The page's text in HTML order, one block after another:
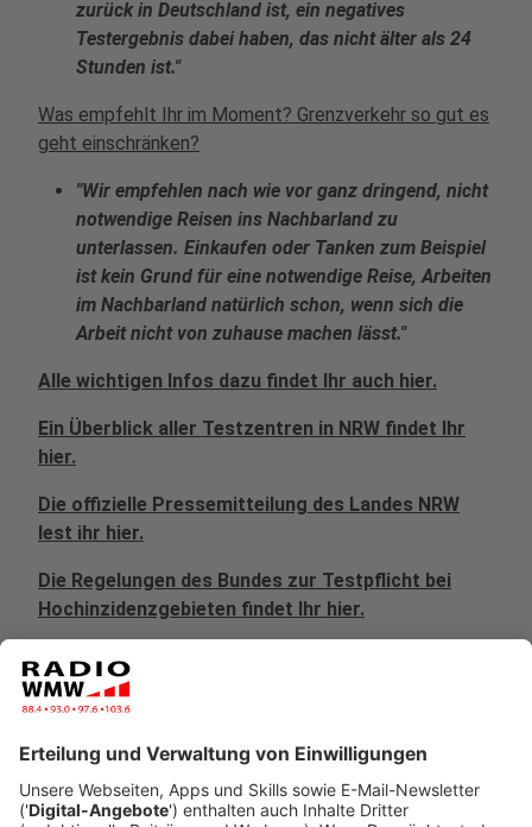
zurück in Deutschland ist, ein negatives
Testergebnis dabei haben, das nicht älter als 24
Stunden ist."
Was empfehlt Ihr im Moment? Grenzverkehr so gut es
geht einschränken?
"Wir empfehlen nach wie vor ganz dringend, nicht
notwendige Reisen ins Nachbarland zu
unterlassen. Einkaufen oder Tanken zum Beispiel
ist kein Grund für eine notwendige Reise, Arbeiten
im Nachbarland natürlich schon, wenn sich die
Arbeit nicht von zuhause machen lässt."
Alle wichtigen Infos dazu findet Ihr auch hier.
Ein Überblick aller Testzentren in NRW findet Ihr
hier.
Die offizielle Pressemitteilung des Landes NRW
lest ihr hier.
Die Regelungen des Bundes zur Testpflicht bei
Hochinzidenzgebieten findet Ihr hier.
Anzeige
Infos vom Kreis Borken